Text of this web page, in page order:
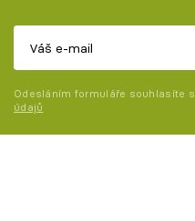
Odesláním formuláře souhlasíte s
údajů